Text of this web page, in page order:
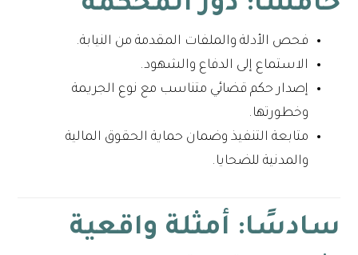
فحص الأدلة والملفات المقدمة من النيابة.
الاستماع إلى الدفاع والشهود.
إصدار حكم قضائي متناسب مع نوع الجريمة
وخطورتها.
متابعة التنفيذ وضمان حماية الحقوق المالية
والمدنية للضحايا.
سادسًا: أمثلة واقعية